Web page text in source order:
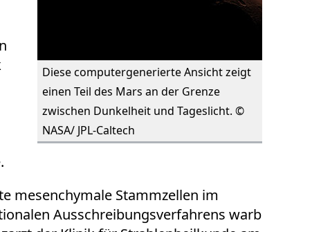
Diese computergenerierte Ansicht zeigt
einen Teil des Mars an der Grenze
zwischen Dunkelheit und Tageslicht. ©
NASA/ JPL-Caltech
mesenchymale Stammzellen im
Ausschreibungsverfahrens warb